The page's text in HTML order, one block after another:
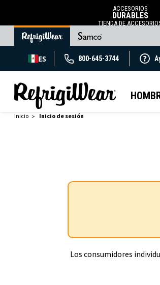
ACCESORIOS
DURABLES
TIENDA DE
ES 800-645-3744
Inicio Inicio de sesión
Los consumidores